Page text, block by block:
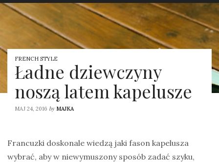
FRENCH STYLE
Ładne dziewczyny
noszą latem kapelusze
MAJ 24, 2016 by MAJKA
Francuzki doskonale wiedzą jaki fason kapelusza
wybrać, aby w niewymuszony sposób zadać szyku,